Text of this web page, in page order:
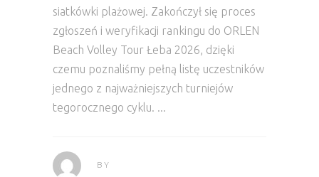
siatkówki plażowej. Zakończył się proces
zgłoszeń i weryfikacji rankingu do ORLEN
Beach Volley Tour Łeba 2026, dzięki
czemu poznaliśmy pełną listę uczestników
jednego z najważniejszych turniejów
tegorocznego cyklu.
BY